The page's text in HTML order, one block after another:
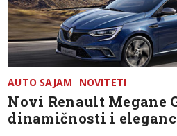
AUTO SAJAM NOVITETI
Novi Renault Megane
dinamičnosti i